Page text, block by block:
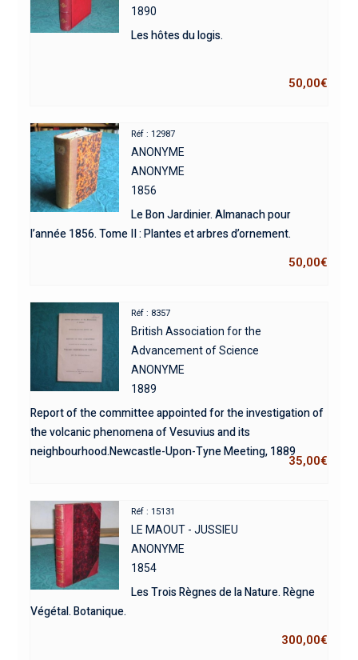
1890
Les hôtes du logis.
50,00€
Réf : 12987
ANONYME
ANONYME
1856
Le Bon Jardinier. Almanach pour
l’année 1856. Tome II : Plantes et arbres d’ornement.
50,00€
Réf : 8357
British Association for the
Advancement of Science
ANONYME
1889
Report of the committee appointed for the investigation of
the volcanic phenomena of Vesuvius and its
neighbourhood.Newcastle-Upon-Tyne Meeting, 1889
35,00€
Réf : 15131
LE MAOUT - JUSSIEU
ANONYME
1854
Les Trois Règnes de la Nature. Règne
Végétal. Botanique.
300,00€